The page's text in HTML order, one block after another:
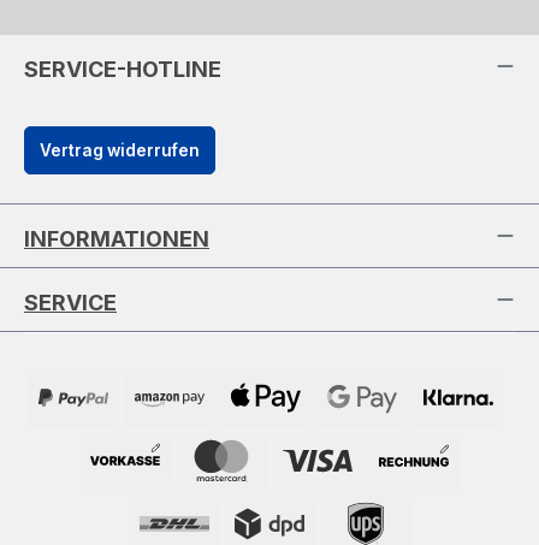
SERVICE-HOTLINE
Vertrag widerrufen
INFORMATIONEN
SERVICE